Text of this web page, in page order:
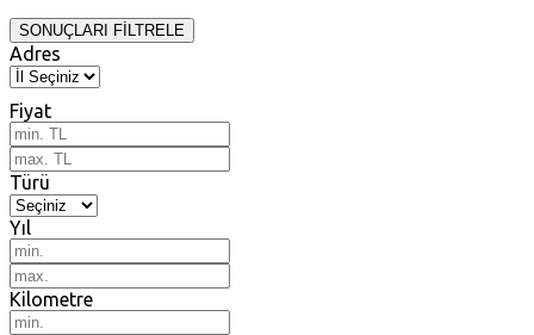
SONUÇLARI FİLTRELE
Adres
Fiyat
Türü
Yıl
Kilometre